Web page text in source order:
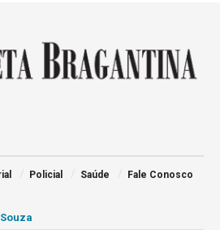
Policial Saúde Fale Conosco